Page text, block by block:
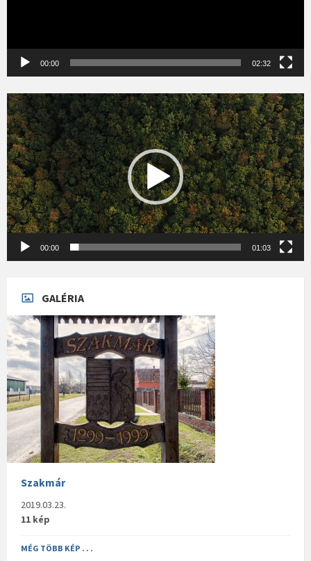
00:00 02:32
Videólejátszó
00:00 01:03
GALÉRIA
Szakmár
2019.03.23.
11 kép
MÉG TÖBB KÉP . . .